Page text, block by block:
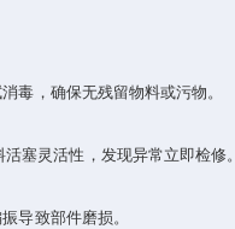
，确保无残留物料或污物‌。
灵活性，发现异常立即检修‌。
导致部件磨损‌。